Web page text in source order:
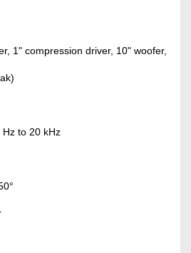
1" compression driver, 10" woofer,
to 20 kHz